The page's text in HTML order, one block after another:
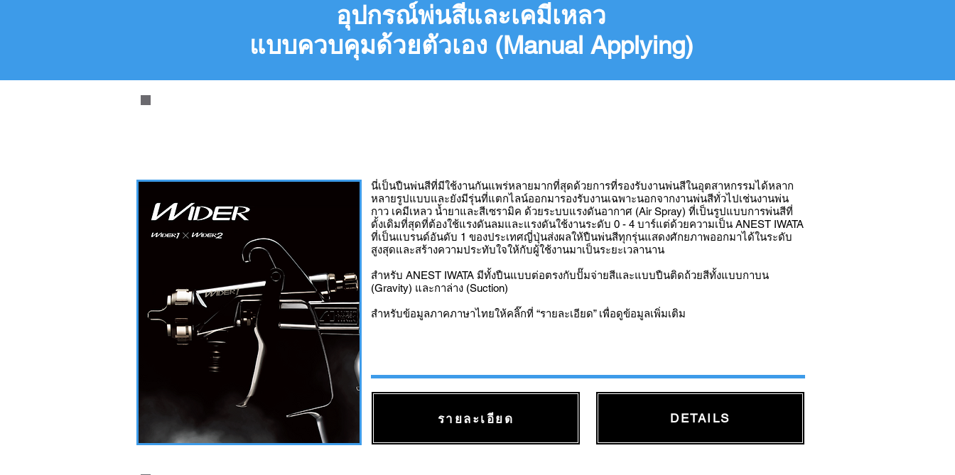
อุปกรณ์พ่นสีและเคมีเหลว
แบบควบคุมด้วยตัวเอง (Manual Applying)
นี่เป็นปืนพ่นสีที่มีใช้งานกันแพร่หลายมากที่สุดด้วยการที่รองรับงานพ่นสีในอุตสาหกรรมได้หลาก
หลายรูปแบบและยังมีรุ่นที่แตกไลน์ออกมารองรับงานเฉพาะนอกจากงานพ่นสีทั่วไปเช่นงานพ่น
กาว เคมีเหลว น้ำยาและสีเซรามิค ด้วยระบบแรงดันอากาศ (Air Spray) ที่เป็นรูปแบบการพ่นสีที่
ดั้งเดิมที่สุดที่ต้องใช้แรงดันลมและแรงดันใช้งานระดับ 0 - 4 บาร์แต่ด้วยความเป็น ANEST IWATA
ที่เป็นแบรนด์อันดับ 1 ของประเทศญี่ปุ่นส่งผลให้ปืนพ่นสีทุกรุ่นแสดงศักยภาพออกมาได้ในระดับ
สูงสุดและสร้างความประทับใจให้กับผู้ใช้งานมาเป็นระยะเวลานาน
สำหรับ ANEST IWATA มีทั้งปืนแบบต่อตรงกับปั๊มจ่ายสีและแบบปืนติดถ้วยสีทั้งแบบกาบน
(Gravity) และกาล่าง (Suction)
สำหรับข้อมูลภาคภาษาไทยให้คลิ๊กที่ “รายละเอียด” เพื่อดูข้อมูลเพิ่มเติม
รายละเอียด DETAILS